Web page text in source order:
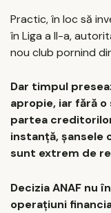
Practic, în loc să
în Liga a II-a,
nou club pornind
Dar timpul
apropie, iar fără
partea
instanță, șansele
sunt extrem de
Decizia ANAF nu
operațiuni